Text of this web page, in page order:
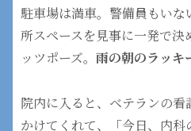
駐車場は満車。警備員もい
所スペースを見事に一発で
ッツポーズ。 雨の朝のラッキ
院内に入ると、ベテランの
かけてくれて、「今日、内